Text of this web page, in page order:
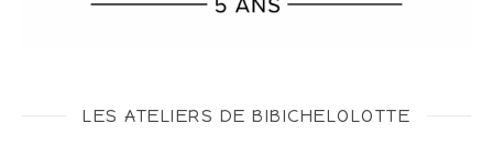
LES ATELIERS DE BIBICHELOLOTTE